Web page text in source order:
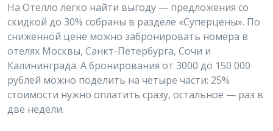
На Отелло легко найти выгоду — предложения со
скидкой до 30% собраны в разделе «Суперцены». По
сниженной цене можно забронировать номера в
отелях Москвы, Санкт-Петербурга, Сочи и
Калининграда. А бронирования от 3000 до 150 000
рублей можно поделить на четыре части: 25%
стоимости нужно оплатить сразу, остальное — раз в
две недели.